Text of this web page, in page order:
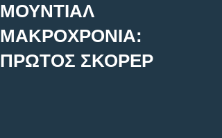
ΜΟΥΝΤΙΑΛ
ΜΑΚΡΟΧΡΟΝΙΑ:
ΠΡΩΤΟΣ ΣΚΟΡΕΡ